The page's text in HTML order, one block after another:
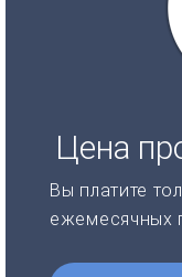
Цена
Вы платите
ежемесячных